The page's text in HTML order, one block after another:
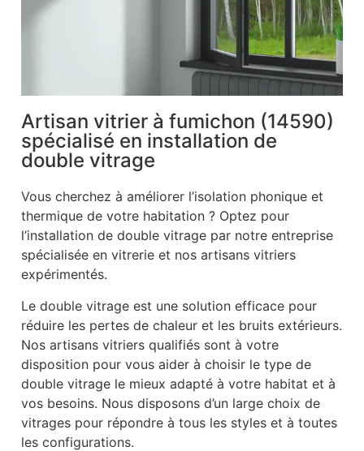
Artisan vitrier à fumichon (14590)
spécialisé en installation de
double vitrage
Vous cherchez à améliorer l’isolation phonique et
thermique de votre habitation ? Optez pour
l’installation de double vitrage par notre entreprise
spécialisée en vitrerie et nos artisans vitriers
expérimentés.
Le double vitrage est une solution efficace pour
réduire les pertes de chaleur et les bruits extérieurs.
Nos artisans vitriers qualifiés sont à votre
disposition pour vous aider à choisir le type de
double vitrage le mieux adapté à votre habitat et à
vos besoins. Nous disposons d’un large choix de
vitrages pour répondre à tous les styles et à toutes
les configurations.